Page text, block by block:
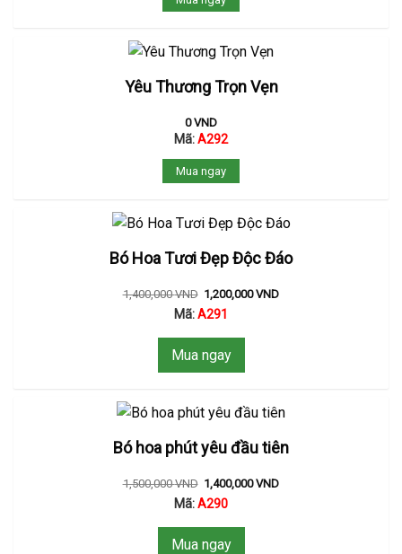
Yêu Thương Trọn Vẹn
0VND
Mã:A292
Mua ngay
Bó Hoa Tươi Đẹp Độc Đáo
1,400,000VND 1,200,000VND
Mã:A291
Mua ngay
Bó hoa phút yêu đầu tiên
1,500,000VND 1,400,000VND
Mã:A290
Mua ngay